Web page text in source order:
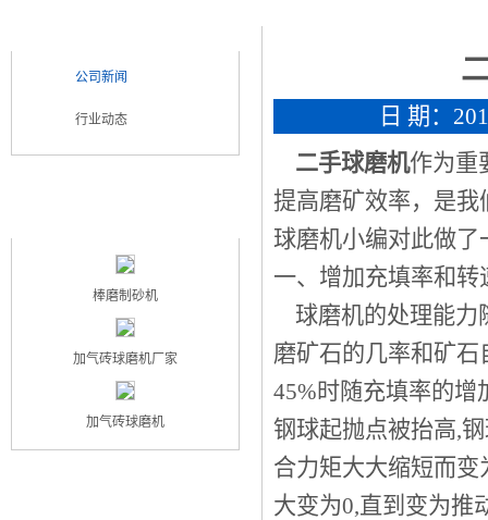
日 期：
二手球磨机作为重
提高磨矿效率，是
球磨机小编对此做了
一、增加充填率和转
球磨机的处理能力
磨矿石的几率和矿
45%时随充填率的增
钢球起抛点被抬高,
合力矩大大缩短而
大变为0,直到变为推
公司新闻
行业动态
棒磨制砂机
加气砖球磨机厂家
加气砖球磨机